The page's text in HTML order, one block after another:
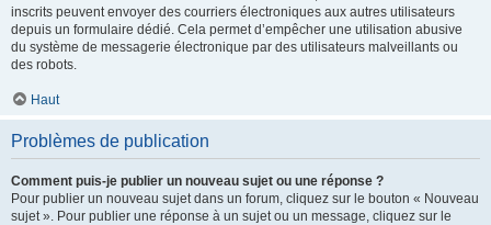
inscrits peuvent envoyer des courriers électroniques aux autres utilisateurs
depuis un formulaire dédié. Cela permet d’empêcher une utilisation abusive
du système de messagerie électronique par des utilisateurs malveillants ou
des robots.
Haut
Problèmes de publication
Comment puis-je publier un nouveau sujet ou une réponse ?
Pour publier un nouveau sujet dans un forum, cliquez sur le bouton « Nouveau
sujet ». Pour publier une réponse à un sujet ou un message, cliquez sur le